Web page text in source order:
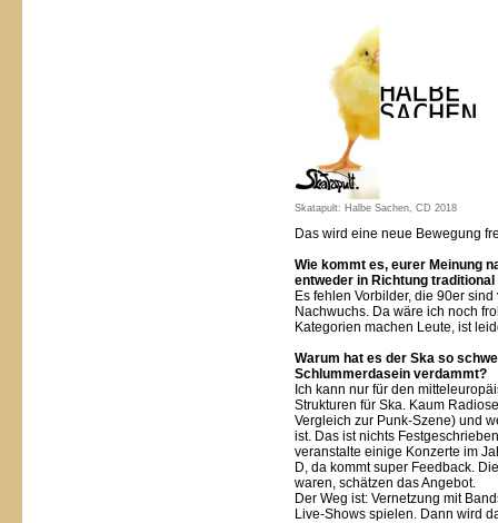
Skatapult: Halbe Sachen, CD 2018
Das wird eine neue Bewegung
Wie kommt es, eurer Meinung
entweder in Richtung
Es fehlen Vorbilder, die 90er
Nachwuchs. Da wäre ich noch
Kategorien machen Leute, ist
Warum hat es der Ska so
Schlummerdasein verdammt?
Ich kann nur für den
Strukturen für Ska. Kaum
Vergleich zur Punk-Szene) und
ist. Das ist nichts
veranstalte einige Konzerte im
D, da kommt super Feedback.
waren, schätzen das Angebot.
Der Weg ist: Vernetzung mit
Live-Shows spielen. Dann wird